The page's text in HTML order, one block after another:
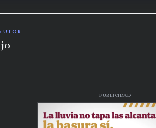
PUBLICIDAD